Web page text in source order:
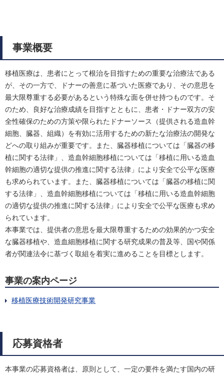
事業概要
移植医療は、患者にとって根治を目指すための重要な治療法である
が、その一方で、ドナーの善意に基づいた医療であり、その意思を
最大限尊重する必要があるという特殊な面を併せ持つものです。そ
のため、良好な治療成績を目指すとともに、患者・ドナー双方の安
全性確保のための方策や限られたドナーソース（提供される造血幹
細胞、臓器、組織）を有効に活用するための新たな治療法の開発な
どへの取り組みが重要です。また、臓器移植については「臓器の移
植に関する法律」、造血幹細胞移植については「移植に用いる造血
幹細胞の適切な提供の推進に関する法律」により安全で公平な医療
も求められています。また、臓器移植については「臓器の移植に関
する法律」、造血幹細胞移植については「移植に用いる造血幹細胞
の適切な提供の推進に関する法律」により安全で公平な医療も求め
られています。
本事業では、提供者の意思を最大限尊重するための効果的かつ安全
な臓器移植や、造血細胞移植に関する研究成果の普及等、国や関係
者が関連法令に基づく取組を着実に進めることを目標とします。
事業の案内ページ
移植医療技術開発研究事業
応募資格者
本事業の応募資格者は、原則として、一定の要件を満たす国内の研